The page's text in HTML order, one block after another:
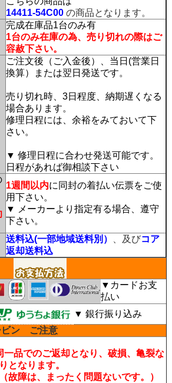
14411-54C00の商品となります。
完成在庫品1台のみ有
1台のみ在庫の為、売り切れの際はご
容赦下さい。
ご注文後（ご入金後）、当日(営業日
換算）または翌日発送です。
売り切れ時、3日程度、納期遅くなる
場合あります。
修理日程には、余裕をみておいて下
さい。
▼ 修理日程に合わせ発送可能です。
日程があれば御相談下さい
1週間以内に同封の着払い伝票をご使
用下さい。
▼ メーカーより指定有る場合、遵守
下さい。
送料込(一部地域送料別） 、及びコア
返却送料込
▼カードお支
払い
▼ 銀行振り込み
ビン ご注意
品でのご返却となり、破損、亀裂な
となります。
故障は、まったく問題ないです。）